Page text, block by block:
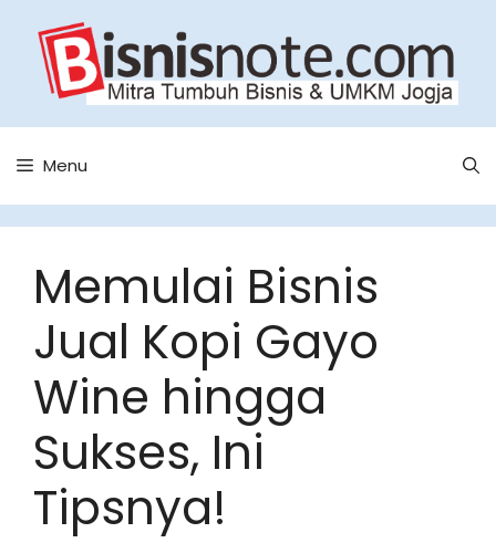
content
Menu
Memulai Bisnis
Jual Kopi Gayo
Wine hingga
Sukses, Ini
Tipsnya!